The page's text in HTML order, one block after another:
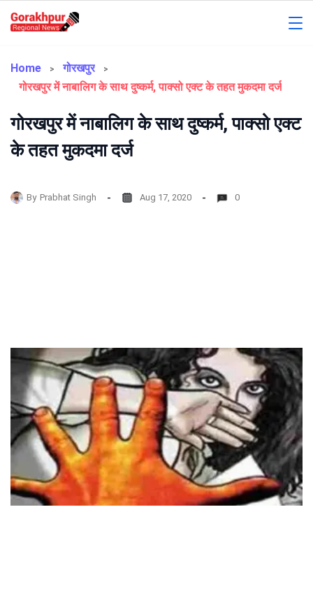
Regional
Home
गोरखपुर
गोरखपुर में नाबालिग के साथ दुष्कर्म, पाक्सो एक्ट के तहत मुकदमा दर्ज
गोरखपुर में नाबालिग के साथ दुष्कर्म, पाक्सो एक्ट
के तहत मुकदमा दर्ज
By Prabhat Singh Aug 17, 2020 0